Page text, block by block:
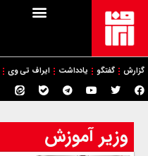
گزارش گفتگو یادداشت ایراف تی وی
وزیر آموزش